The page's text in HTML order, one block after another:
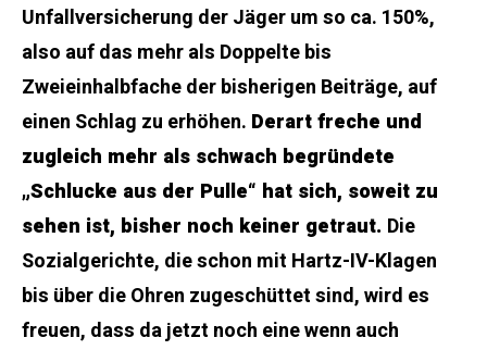
Unfallversicherung der Jäger um so ca. 150%,
also auf das mehr als Doppelte bis
Zweieinhalbfache der bisherigen Beiträge, auf
einen Schlag zu erhöhen. Derart freche und
zugleich mehr als schwach begründete
„Schlucke aus der Pulle“ hat sich, soweit zu
sehen ist, bisher noch keiner getraut. Die
Sozialgerichte, die schon mit Hartz-IV-Klagen
bis über die Ohren zugeschüttet sind, wird es
freuen, dass da jetzt noch eine wenn auch